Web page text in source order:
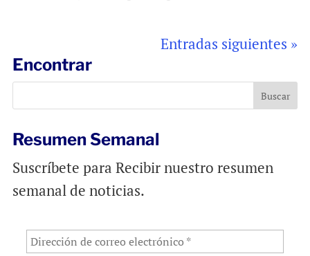
Entradas siguientes »
Encontrar
Resumen Semanal
Suscríbete para Recibir nuestro resumen
semanal de noticias.